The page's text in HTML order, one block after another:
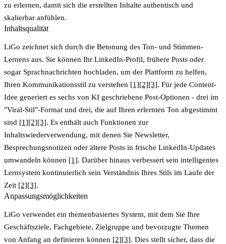
zu erlernen, damit sich die erstellten Inhalte authentisch und
skalierbar anfühlen.
Inhaltsqualität
LiGo zeichnet sich durch die Betonung des Ton- und Stimmen-
Lernens aus. Sie können Ihr LinkedIn-Profil, frühere Posts oder
sogar Sprachnachrichten hochladen, um der Plattform zu helfen,
Ihren Kommunikationsstil zu verstehen [1][2][3]. Für jede Content-
Idee generiert es sechs von KI geschriebene Post-Optionen - drei im
"Viral-Stil"-Format und drei, die auf Ihren erlernten Ton abgestimmt
sind [1][2][3]. Es enthält auch Funktionen zur
Inhaltswiederverwendung, mit denen Sie Newsletter,
Besprechungsnotizen oder ältere Posts in frische LinkedIn-Updates
umwandeln können [1]. Darüber hinaus verbessert sein intelligentes
Lernsystem kontinuierlich sein Verständnis Ihres Stils im Laufe der
Zeit [2][3].
Anpassungsmöglichkeiten
LiGo verwendet ein themenbasiertes System, mit dem Sie Ihre
Geschäftsziele, Fachgebiete, Zielgruppe und bevorzugte Themen
von Anfang an definieren können [2][3]. Dies stellt sicher, dass die